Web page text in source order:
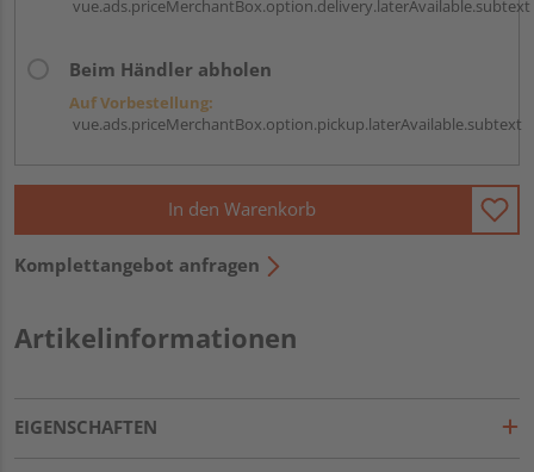
vue.ads.priceMerchantBox.option.delivery.laterAvailable.subtext
Beim Händler abholen
Auf Vorbestellung:
vue.ads.priceMerchantBox.option.pickup.laterAvailable.subtext
In den Warenkorb
Komplettangebot anfragen
Artikelinformationen
EIGENSCHAFTEN